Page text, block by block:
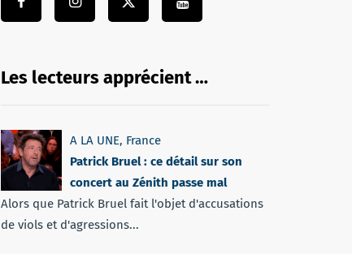
Les lecteurs apprécient …
A LA UNE, France
Patrick Bruel : ce détail sur son
concert au Zénith passe mal
Alors que Patrick Bruel fait l'objet d'accusations
de viols et d'agressions...